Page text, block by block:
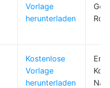
Vorlage
herunterladen
Kostenlose
Vorlage
herunterladen